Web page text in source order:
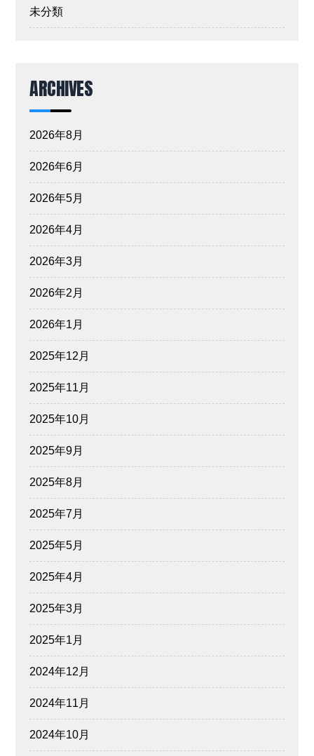
未分類
ARCHIVES
2026年8月
2026年6月
2026年5月
2026年4月
2026年3月
2026年2月
2026年1月
2025年12月
2025年11月
2025年10月
2025年9月
2025年8月
2025年7月
2025年5月
2025年4月
2025年3月
2025年1月
2024年12月
2024年11月
2024年10月